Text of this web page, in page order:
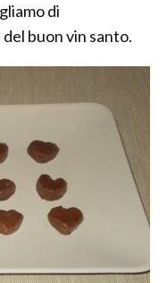
di
buon vin santo.